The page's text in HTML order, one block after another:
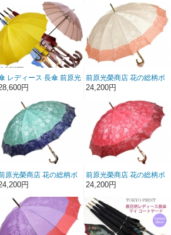
Florist フローリスト-
Carbon 婦人用 前原傘 か
皇室御用達 前原光栄商
店製
65cm 8本骨 木製手元 紳
士用 かさ 男
レディース 長傘 前原光
商店 カーボン 16本骨
雨傘 ラインアート柄 ジャ
ガード EN えん カエデ手
元 婦人用 前原傘 かさ 皇
室御用達 前原光栄商店製
円
前原光榮商店 花の総柄ボ
ーダージャガード婦人用
16本骨雨傘(ローズ)皇室
御用達前原光栄商店製
24,200円
原光榮商店 花の総柄ボ
ダージャガード婦人用
ン)皇室御用達前原光栄商
店製
円
前原光榮商店 花の総柄ボ
ーダージャガード婦人用
御用達前原光栄商店製
24,200円